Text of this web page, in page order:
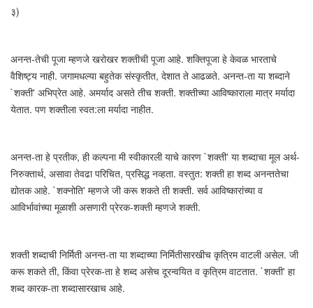
३)
अनन्त-तेची पूजा म्हणजे खरोखर शक्तीची पूजा आहे. शक्तिपूजा हे केवळ भारताचे
वैशिष्ट्य नाही. जगामधल्या बहुतेक संस्कृतीत, देशात ते आढळते. अनन्त-ता या शब्दाने
`शक्ती' अभिप्रेत आहे. अमर्याद असते तीच शक्ती. शक्तीच्या आविष्काराला मात्र मर्यादा
येतात. पण शक्तीला स्वत:ला मर्यादा नाहीत.
अनन्त-ता हे प्रतीक, ही कल्पना मी स्वीकारली याचे कारण `शक्ती' या शब्दाचा मूल अर्थ-
निरुक्तार्थ, असावा तेवढा परिचित, प्रसिद्ध नव्हता. वस्तुत: शक्ती हा शब्द अनन्ततेचा
द्योतक आहे. `शक्नोति' म्हणजे जी करू शकते ती शक्ती. सर्व आविष्कारांच्या व
आविर्भावांच्या मूळाशी असणारी प्रेरक-शक्ती म्हणजे शक्ती.
शक्ती शब्दाची निर्मिती अनन्त-ता या शब्दाच्या निर्मितीसारखीच कृत्रिम वाटली असेल. जी
करू शकते ती, किंवा प्रेरक-ता हे शब्द असेच दूरन्वयित व कृत्रिम वाटतात. `शक्ती' हा
शब्द कारक-ता शब्दासारखाच आहे.